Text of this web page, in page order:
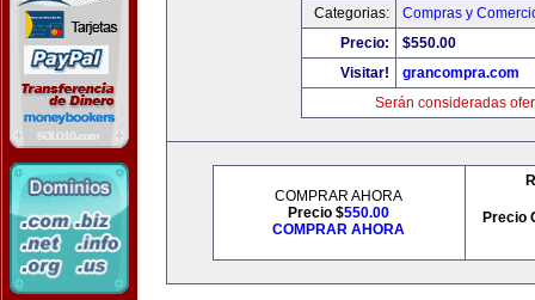
Categorias:
Compras y
Precio:
$550.00
Visitar!
grancompra.com
Serán consideradas
COMPRAR AHORA
Precio $550.00
COMPRAR AHORA
Precio